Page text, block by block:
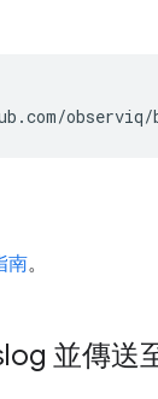
observiq/
南。
並傳送